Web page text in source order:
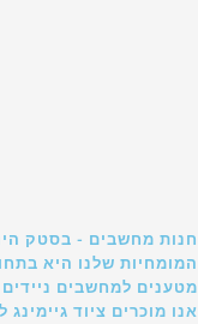
חנות מחשבים - בסטק
המומחיות שלנו היא
מטענים למחשבים
אנו מוכרים ציוד